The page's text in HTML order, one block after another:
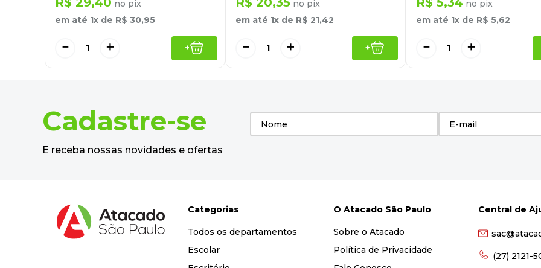
no pix
em até 1x de R$ 30,95
＋
－ +
no pix
em até 1x de R$ 21,42
＋
－ +
no pix
em até 1x de R$ 5,62
＋
－
Cadastre-se
E receba nossas novidades e ofertas
Categorias
Todos os departamentos
Escolar
O Atacado São Paulo
Sobre o Atacado
Política de Privacidade
Central de
(27) 2121-